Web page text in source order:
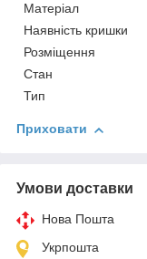
Матеріал
Наявність кришки
Розміщення
Стан
Тип
Приховати
Умови доставки
Нова Пошта
Укрпошта